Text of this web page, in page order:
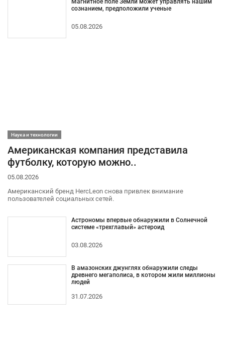
Магнитное поле Земли может управлять нашим
сознанием, предположили ученые
05.08.2026
Наука и технологии
Американская компания представила
футболку, которую можно..
05.08.2026
Американский бренд HercLeon снова привлек внимание
пользователей социальных сетей.
Астрономы впервые обнаружили в Солнечной
системе «трехглавый» астероид
03.08.2026
В амазонских джунглях обнаружили следы
древнего мегаполиса, в котором жили миллионы
людей
31.07.2026